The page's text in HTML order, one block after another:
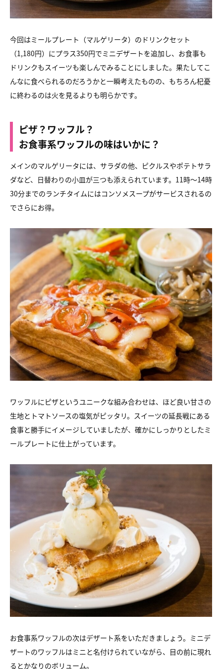
今回はミールプレート（マルゲリータ）のドリンクセット
（1,180円）にプラス350円でミニデザートを追加し、お食事も
ドリンクもスイーツも楽しんでみることにしました。果たしてこ
んなに食べられるのだろうかと一瞬考えたものの、もちろん杞憂
に終わるのは火を見るよりも明らかです。
ピザ？ワッフル？
お食事系ワッフルの味はいかに？
メインのマルゲリータには、サラダの他、ピクルスやポテトサラ
ダなど、日替わりの小皿が三つも添えられています。11時〜14時
30分までのランチタイムにはコンソメスープがサービスされるの
でさらにお得。
ワッフルにピザというユニークな組み合わせは、ほど良い甘さの
生地とトマトソースの塩気がピッタリ。スイーツの延長戦にある
食事と勝手にイメージしていましたが、確かにしっかりとしたミ
ールプレートに仕上がっています。
お食事系ワッフルの次はデザート系をいただきましょう。ミニデ
ザートのワッフルはミニと名付けられていながら、目の前に現れ
るとかなりのボリューム。